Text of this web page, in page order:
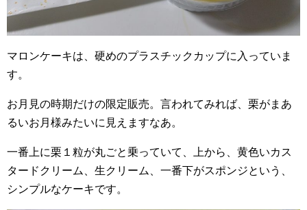
マロンケーキは、硬めのプラスチックカップに入っていま
す。
お月見の時期だけの限定販売。言われてみれば、栗がまあ
るいお月様みたいに見えますなあ。
一番上に栗１粒が丸ごと乗っていて、上から、黄色いカス
タードクリーム、生クリーム、一番下がスポンジという、
シンプルなケーキです。